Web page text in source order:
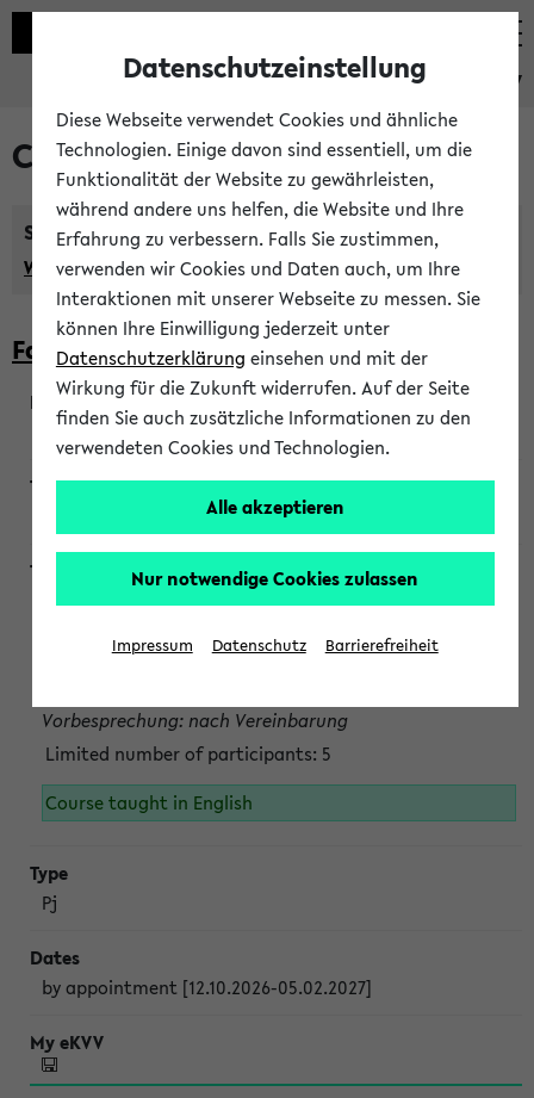
eKVV
Courses taught in English
Semester:
WiSe 2026/2027 SoSe 2026 Previous...
Faculty of Biology
200923
Wendisch, Peters-Wendisch, Stegelmann
Projektmodul "Bakterielle Biotechnologie"
Persönliche Anmeldung beim Veranstalter ist unbedingt
Vorbesprechung: nach Vereinbarung
Limited number of participants: 5
Course taught in English
Pj
by appointment [12.10.2026-05.02.2027]
Datenschutzeinstellung
Diese Webseite verwendet Cookies und ähnliche
Technologien. Einige davon sind essentiell, um die
Funktionalität der Website zu gewährleisten,
während andere uns helfen, die Website und Ihre
Erfahrung zu verbessern. Falls Sie zustimmen,
verwenden wir Cookies und Daten auch, um Ihre
Interaktionen mit unserer Webseite zu messen. Sie
können Ihre Einwilligung jederzeit unter
Datenschutzerklärung einsehen und mit der
Wirkung für die Zukunft widerrufen. Auf der Seite
finden Sie auch zusätzliche Informationen zu den
verwendeten Cookies und Technologien.
Alle akzeptieren
Nur notwendige Cookies zulassen
Impressum Datenschutz Barrierefreiheit